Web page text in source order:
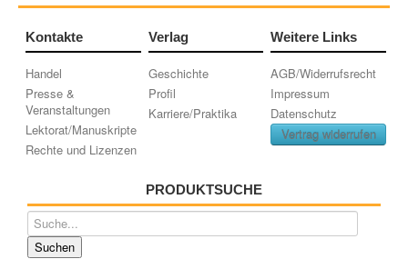
Kontakte
Handel
Presse &
Veranstaltungen
Lektorat/Manuskripte
Rechte und Lizenzen
Verlag
Geschichte
Profil
Karriere/Praktika
Weitere Links
AGB/Widerrufsrecht
Impressum
Datenschutz
Vertrag widerrufen
PRODUKTSUCHE